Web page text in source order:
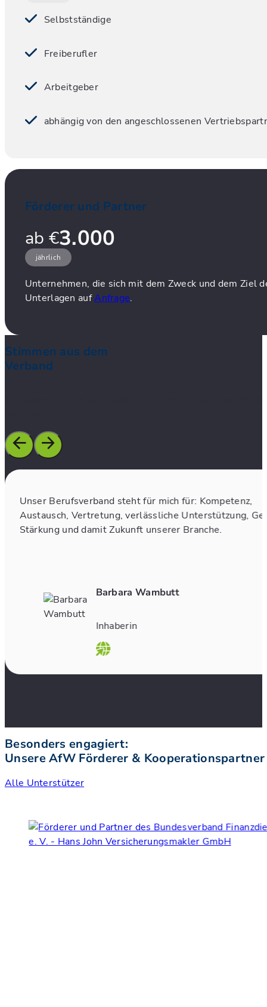
Selbstständige
Freiberufler
Arbeitgeber
abhängig von den angeschlossenen
Förderer und Partner
ab €3.000
jährlich
Unternehmen, die sich mit dem Zweck und dem Ziel
Unterlagen aufAnfrage.
Stimmen aus dem
Verband
Unser Berufsverband steht für mich für: Kompetenz,
Austausch, Vertretung, verlässliche Unterstützung,
Stärkung und damit Zukunft unserer Branche.
Barbara Wambutt
Inhaberin
Besonders engagiert:
Unsere AfW Förderer & Kooperationspartner
Alle Unterstützer